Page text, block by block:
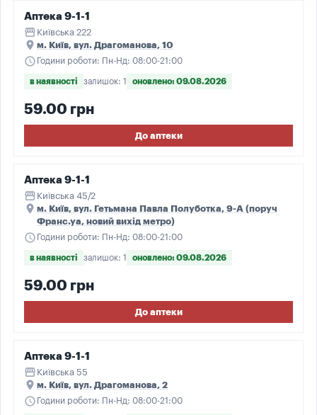
Аптека 9-1-1
storefront Київська 222
place м. Київ, вул. Драгоманова, 10
schedule Години роботи: Пн-Нд: 08:00-21:00
в наявності залишок: 1 оновлено: 09.08.2026
59.00 грн
До аптеки
Аптека 9-1-1
storefront Київська 45/2
place м. Київ, вул. Гетьмана Павла Полуботка, 9-А (поруч
Франс.уа, новий вихід метро)
schedule Години роботи: Пн-Нд: 08:00-21:00
в наявності залишок: 1 оновлено: 09.08.2026
59.00 грн
До аптеки
Аптека 9-1-1
storefront Київська 55
place м. Київ, вул. Драгоманова, 2
schedule Години роботи: Пн-Нд: 08:00-21:00